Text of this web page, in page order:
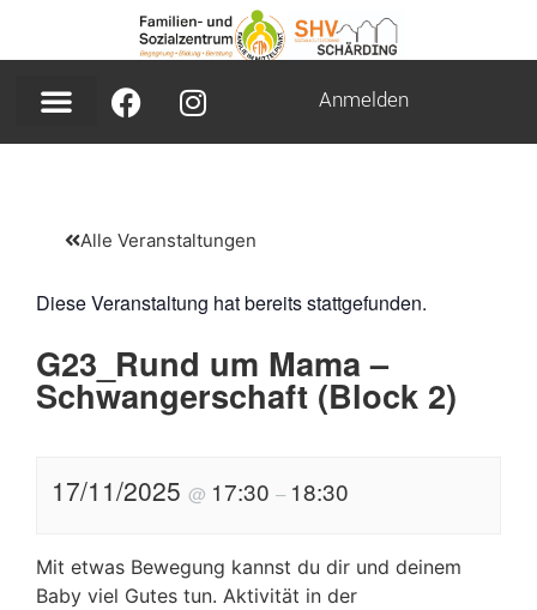
Anmelden
Alle Veranstaltungen
Diese Veranstaltung hat bereits stattgefunden.
G23_Rund um Mama –
Schwangerschaft (Block 2)
17/11/2025 @ 17:30 – 18:30
Mit etwas Bewegung kannst du dir und deinem
Baby viel Gutes tun. Aktivität in der